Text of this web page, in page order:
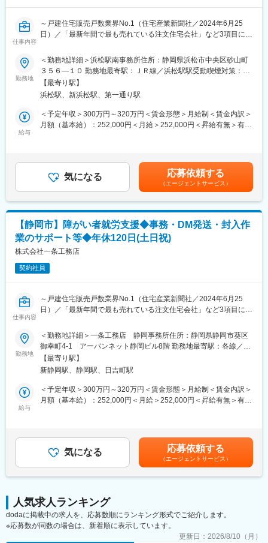
導・福祉用具の提案、さらには住宅改修などの住環境整備まで対
応しています。
・各分野の専門職が連携をとりながら介護・福祉用具・建築（介
護リフォーム）の3つの分野から、快適で安心な暮らしを総合的に
・ケアプランの作成だけでなく、その先の福祉住環境や住宅改修
に関心のある方や、自身の専門性を広げたい方にはお勧めの環境
です。
仕事内容
～戸建住宅販売戸数業界No.1（住宅産業新聞社／2024年6月25
日）／「最新年間で最も売れている注文住宅会社」など3項目にお
して働く◎～
■業務内容：
浜松駅南口より徒歩5分のところにある事務所にて、障害のある社
員の事務業務及び軽作業（DM、カタログ発送や封入作業等）の指
導をお任せします。
※指導管理する者は他に数名います。
身の回りのことは自分で出来るので、介護的なサポート業務は普
段はありません。
※職場の環境はとても静かで落ち着いています。
◆3項目においてギネス世界記録認定
└快適で健康的に暮らせる高性能な住まいを追求してきた一条工
務店は「最新年間で最も売れている注文住宅会社」「最新年間で
最も多くの太陽光搭載住宅を建てた会社」「最大の工業化住宅工
場」の3つの項目において、ギネス世界記録TMに認定されまし
た。※対象年：2022年
◆5つのNo.1
「家は、性能」を掲げ、性能を高めることで着実に実績を積み重
ねてきた一条工務店。今、5つの分野で業界No.1を獲得していま
（1）戸建住宅販売戸数業界No.1※住宅産業新聞（2023年6月27
日）
（2）商品別販売棟数業界No.1業界No.1※住宅産業研究所調べ（対
象期間2015年度～2022年度）
（4）太陽光発電年間搭載率業界No.1※住宅産業研究所調べ
（5）蓄電池採用率業界No.1※住宅産業研究所調べ
勤務地
＜勤務地詳細＞浜松駅南事務所住所：静岡県浜松市中央区砂山町
３５６―１０ 勤務地最寄駅：ＪＲ線／浜松駅駅受動喫煙対策：屋
内全面禁煙変更の範囲：会社の定める事業所（リモートワーク含
む）
【最寄り駅】
浜松駅、新浜松駅、第一通り駅
給与
＜予定年収＞300万円～320万円＜賃金形態＞月給制＜賃金内訳＞
月額（基本給）：252,000円＜月給＞252,000円＜昇給有無＞有＜
気になる 応募依頼する
（エージェントサービス）
【静岡市】障がい者就労支援◆事務・DM発送・封入作
業のサポート等◆年休120日(土日祝)
株式会社一条工務店
契約社員
仕事内容
～戸建住宅販売戸数業界No.1（住宅産業新聞社／2024年6月25
日）／「最新年間で最も売れている注文住宅会社」など3項目にお
／月残業8時間～
■業務内容：
静岡駅付近ある事務所にて、障害のある社員の事務業務及び軽作
業（DM、カタログ発送や封入作業等）の指導をお任せします。
※指導管理する者は他に数名います。
段はありません。
※職場の環境はとても静かで落ち着いています。
務店は「最新年間で最も売れている注文住宅会社」「最新年間で
最も多くの太陽光搭載住宅を建てた会社」「最大の工業化住宅工
場」の3つの項目において、ギネス世界記録TMに認定されまし
勤務地
＜勤務地詳細＞一条工務店 静岡事務所住所：静岡県静岡市葵区
御幸町4-1 アーバンネット静岡ビル8階 勤務地最寄駅：各線／静
岡駅受動喫煙対策：屋内全面禁煙変更の範囲：会社の定める事業
所
【最寄り駅】
新静岡駅、静岡駅、日吉町駅
給与
＜予定年収＞300万円～320万円＜賃金形態＞月給制＜賃金内訳＞
月額（基本給）：252,000円＜月給＞252,000円＜昇給有無＞有＜
気になる 応募依頼する
（エージェントサービス）
人気求人ランキング
dodaに掲載中の求人を、応募数順にランキング形式でご紹介します。
※応募数が同数の場合は、新着順に表示しています。
更新日： 2026/8/10（月）